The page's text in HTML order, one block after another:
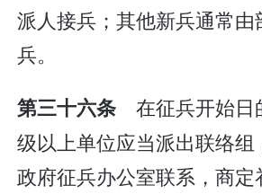
派人接兵；其他新兵通常由
兵。
第三十六条 在征兵开始日
级以上单位应当派出联络组
政府征兵办公室联系，商定